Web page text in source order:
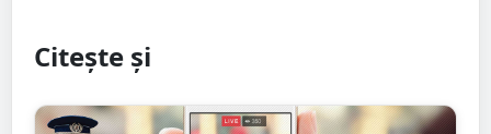
Citește și